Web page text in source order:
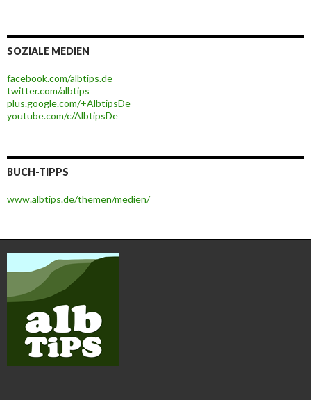
SOZIALE MEDIEN
facebook.com/albtips.de
twitter.com/albtips
plus.google.com/+AlbtipsDe
youtube.com/c/AlbtipsDe
BUCH-TIPPS
www.albtips.de/themen/medien/